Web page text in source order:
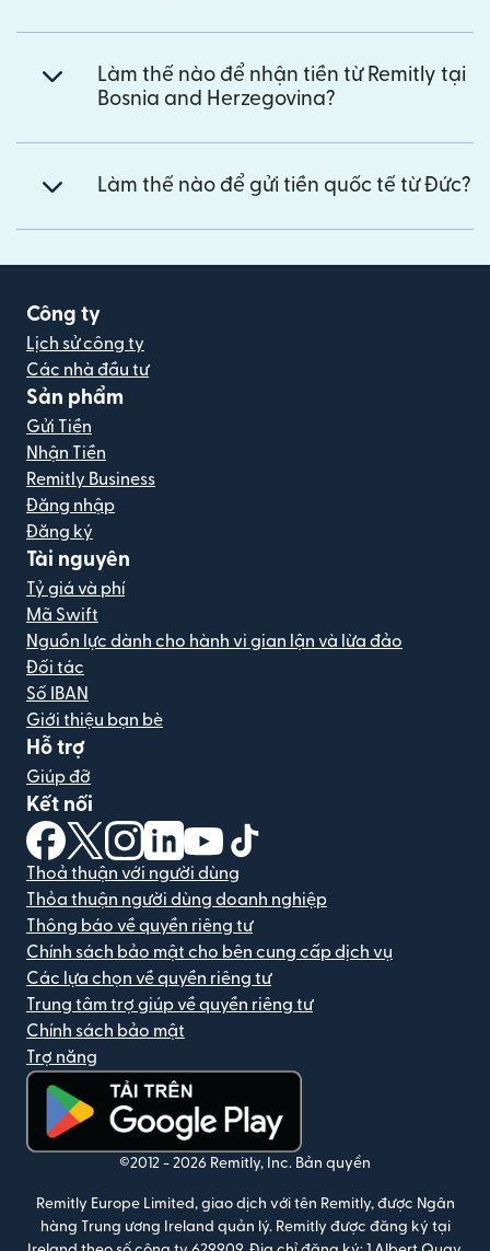
Làm thế nào để nhận tiền từ Remitly tại
Bosnia and Herzegovina?
Làm thế nào để gửi tiền quốc tế từ Đức?
Công ty
Lịch sử công ty
Các nhà đầu tư
Sản phẩm
Gửi Tiền
Nhận Tiền
Remitly Business
Đăng nhập
Đăng ký
Tài nguyên
Tỷ giá và phí
Mã Swift
Nguồn lực dành cho hành vi gian lận và lừa đảo
Đối tác
Số IBAN
Giới thiệu bạn bè
Hỗ trợ
Giúp đỡ
Kết nối
(mở trong cửa sổ mới)
(mở trong cửa sổ mới)
(mở trong cửa sổ mới)
(mở trong cửa sổ mới)
(mở trong cửa sổ mới)
Thoả thuận với người dùng
Thỏa thuận người dùng doanh nghiệp
Thông báo về quyền riêng tư
Chính sách bảo mật cho bên cung cấp dịch vụ
Các lựa chọn về quyền riêng tư
Trung tâm trợ giúp về quyền riêng tư
Chính sách bảo mật
Trợ năng
(mở trong cửa sổ mới)
©2012 - 2026 Remitly, Inc. Bản quyền
Remitly Europe Limited, giao dịch với tên Remitly, được Ngân
hàng Trung ương Ireland quản lý. Remitly được đăng ký tại